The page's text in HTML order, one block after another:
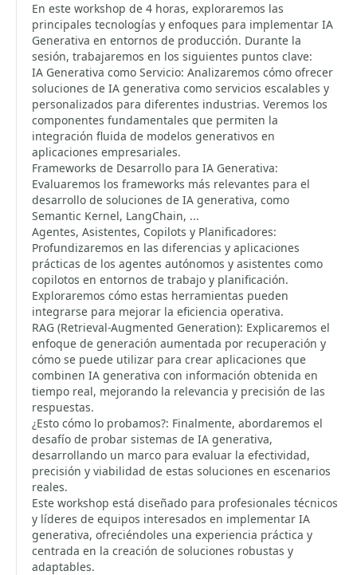
En este workshop de 4 horas, exploraremos las
principales tecnologías y enfoques para implementar IA
Generativa en entornos de producción. Durante la
sesión, trabajaremos en los siguientes puntos clave:
IA Generativa como Servicio: Analizaremos cómo ofrecer
soluciones de IA generativa como servicios escalables y
personalizados para diferentes industrias. Veremos los
componentes fundamentales que permiten la
integración fluida de modelos generativos en
aplicaciones empresariales.
Frameworks de Desarrollo para IA Generativa:
Evaluaremos los frameworks más relevantes para el
desarrollo de soluciones de IA generativa, como
Semantic Kernel, LangChain, ...
Agentes, Asistentes, Copilots y Planificadores:
Profundizaremos en las diferencias y aplicaciones
prácticas de los agentes autónomos y asistentes como
copilotos en entornos de trabajo y planificación.
Exploraremos cómo estas herramientas pueden
integrarse para mejorar la eficiencia operativa.
RAG (Retrieval-Augmented Generation): Explicaremos el
enfoque de generación aumentada por recuperación y
cómo se puede utilizar para crear aplicaciones que
combinen IA generativa con información obtenida en
tiempo real, mejorando la relevancia y precisión de las
respuestas.
¿Esto cómo lo probamos?: Finalmente, abordaremos el
desafío de probar sistemas de IA generativa,
desarrollando un marco para evaluar la efectividad,
precisión y viabilidad de estas soluciones en escenarios
reales.
Este workshop está diseñado para profesionales técnicos
y líderes de equipos interesados en implementar IA
generativa, ofreciéndoles una experiencia práctica y
centrada en la creación de soluciones robustas y
adaptables.